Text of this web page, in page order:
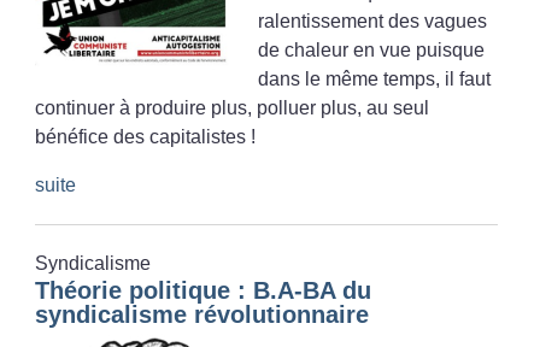
ralentissement des vagues
de chaleur en vue puisque
dans le même temps, il faut
continuer à produire plus, polluer plus, au seul
bénéfice des capitalistes !
suite
Syndicalisme
Théorie politique : B.A-BA du
syndicalisme révolutionnaire